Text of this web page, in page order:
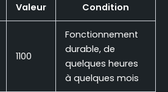
Valeur Condition
1100
Fonctionnement
durable, de
quelques heures
à quelques mois